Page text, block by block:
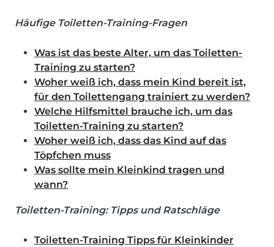
Häufige Toiletten-Training-Fragen
Was ist das beste Alter, um das Toiletten-
Training zu starten?
Woher weiß ich, dass mein Kind bereit ist,
für den Toilettengang trainiert zu werden?
Welche Hilfsmittel brauche ich, um das
Toiletten-Training zu starten?
Woher weiß ich, dass das Kind auf das
Töpfchen muss
Was sollte mein Kleinkind tragen und
wann?
Toiletten-Training: Tipps und Ratschläge
Toiletten-Training Tipps für Kleinkinder